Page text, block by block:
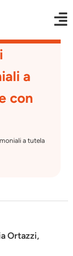
a
con
a tutela
Ortazzi,